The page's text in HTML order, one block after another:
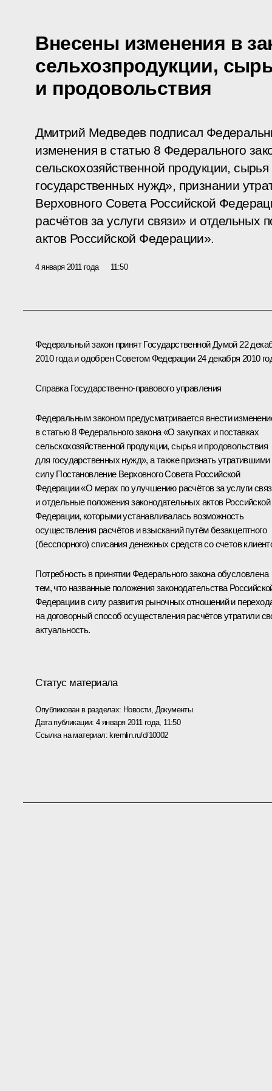
Внесены изменения в
сельхозпродукции,
и продовольствия
Дмитрий Медведев подписал
изменения в статью 8 Федерального
сельскохозяйственной продукции,
государственных нужд», признании
Верховного Совета Российской
расчётов за услуги связи» и отдельных
актов Российской Федерации».
4 января 2011 года 11:50
Федеральный закон принят Государственной Думой 22
2010 года и одобрен Советом Федерации 24 декабря 2010
Справка Государственно-правового управления
Федеральным законом предусматривается внести
в статью 8 Федерального закона «О закупках и поставках
сельскохозяйственной продукции, сырья и продовольствия
для государственных нужд», а также признать утратившими
силу Постановление Верховного Совета Российской
Федерации «О мерах по улучшению расчётов за услуги
и отдельные положения законодательных актов Российской
Федерации, которыми устанавливалась возможность
осуществления расчётов и взысканий путём безакцептного
(бесспорного) списания денежных средств со счетов
Потребность в принятии Федерального закона обусловлена
тем, что названные положения законодательства
Федерации в силу развития рыночных отношений и
на договорный способ осуществления расчётов утратили
актуальность.
Статус материала
Опубликован в разделах: Новости, Документы
Дата публикации:4 января 2011 года, 11:50
Ссылка на материал: kremlin.ru/d/10002